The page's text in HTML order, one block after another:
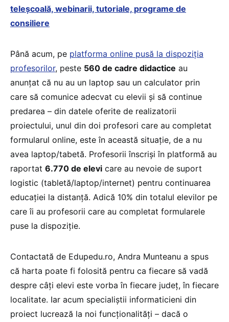
teleșcoală, webinarii, tutoriale, programe de
consiliere
Până acum, pe platforma online pusă la dispoziția
profesorilor, peste 560 de cadre didactice au
anunțat că nu au un laptop sau un calculator prin
care să comunice adecvat cu elevii și să continue
predarea – din datele oferite de realizatorii
proiectului, unul din doi profesori care au completat
formularul online, este în această situație, de a nu
avea laptop/tabetă. Profesorii înscriși în platformă au
raportat 6.770 de elevi care au nevoie de suport
logistic (tabletă/laptop/internet) pentru continuarea
educației la distanță. Adică 10% din totalul elevilor pe
care îi au profesorii care au completat formularele
puse la dispoziție.
Contactată de Edupedu.ro, Andra Munteanu a spus
că harta poate fi folosită pentru ca fiecare să vadă
despre câți elevi este vorba în fiecare județ, în fiecare
localitate. Iar acum specialiștii informaticieni din
proiect lucrează la noi funcționalități – dacă o